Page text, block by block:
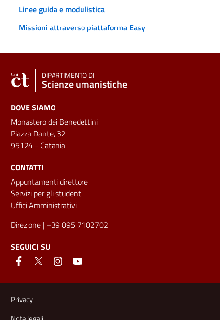
Linee guida e modulistica
Missioni attraverso piattaforma Easy
DIPARTIMENTO DI
Scienze umanistiche
DOVE SIAMO
Monastero dei Benedettini
Piazza Dante, 32
95124 - Catania
CONTATTI
Appuntamenti direttore
Servizi per gli studenti
Uffici Amministrativi
Direzione | +39 095 7102702
SEGUICI SU
Link e informazioni utili
Privacy